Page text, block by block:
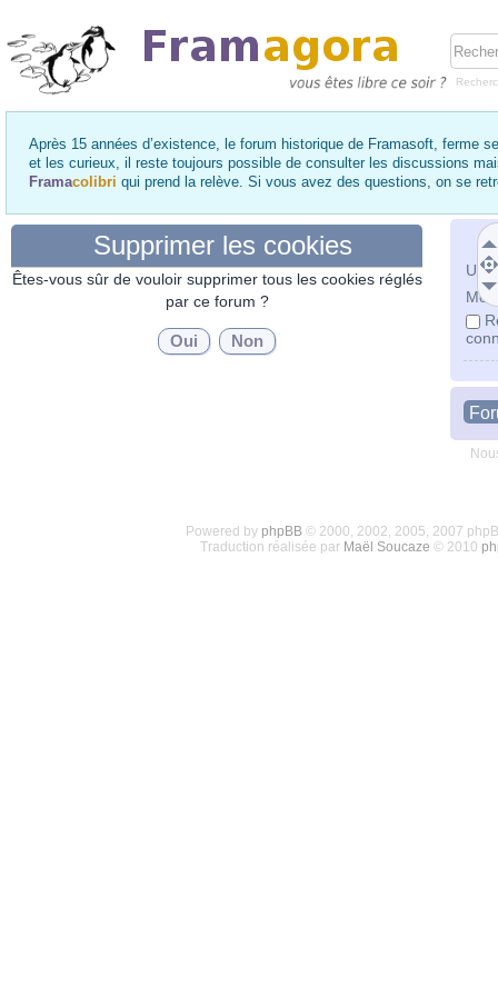
Après 15 années d’existence, le forum historique de Framasoft, ferme
et les curieux, il reste toujours possible de consulter les discussions
Framacolibri qui prend la relève. Si vous avez des questions, on se
Mot
Supprimer les cookies
Êtes-vous sûr de vouloir supprimer tous les cookies réglés
par ce forum ?
Powered by phpBB© 2000, 2002, 2005, 2007
Traduction réalisée par Maël Soucaze © 2010